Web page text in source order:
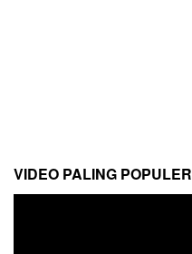
VIDEO PALING POPULER